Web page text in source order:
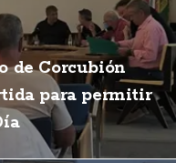
de Corcubión
para permitir